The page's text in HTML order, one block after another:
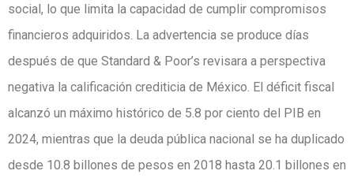
social, lo que limita la capacidad de cumplir compromisos
financieros adquiridos. La advertencia se produce días
después de que Standard & Poor’s revisara a perspectiva
negativa la calificación crediticia de México. El déficit fiscal
alcanzó un máximo histórico de 5.8 por ciento del PIB en
2024, mientras que la deuda pública nacional se ha duplicado
desde 10.8 billones de pesos en 2018 hasta 20.1 billones en